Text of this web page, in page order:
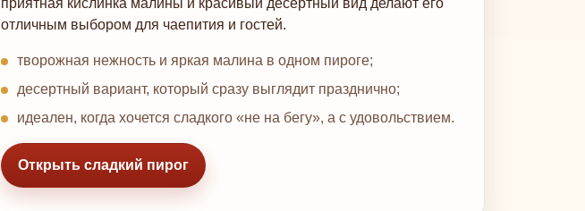
приятная кислинка малины и красивый десертный вид делают его
отличным выбором для чаепития и гостей.
творожная нежность и яркая малина в одном пироге;
десертный вариант, который сразу выглядит празднично;
идеален, когда хочется сладкого «не на бегу», а с удовольствием.
Открыть сладкий пирог